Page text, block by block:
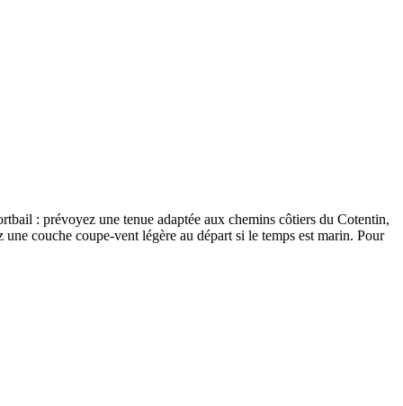
: prévoyez une tenue adaptée aux chemins côtiers du Cotentin,
couche coupe-vent légère au départ si le temps est marin. Pour